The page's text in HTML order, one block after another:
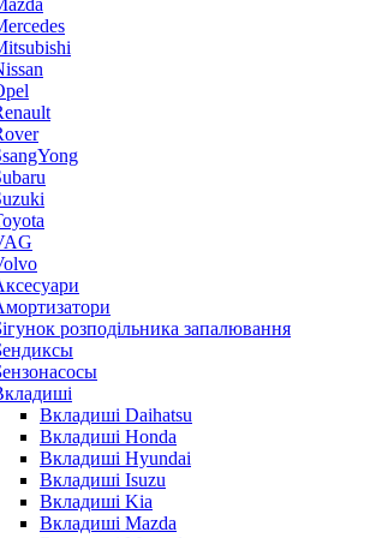
розподільника запалювання
Вкладиші Daihatsu
Вкладиші Honda
Вкладиші Hyundai
Вкладиші Isuzu
Вкладиші Kia
Вкладиші Mazda